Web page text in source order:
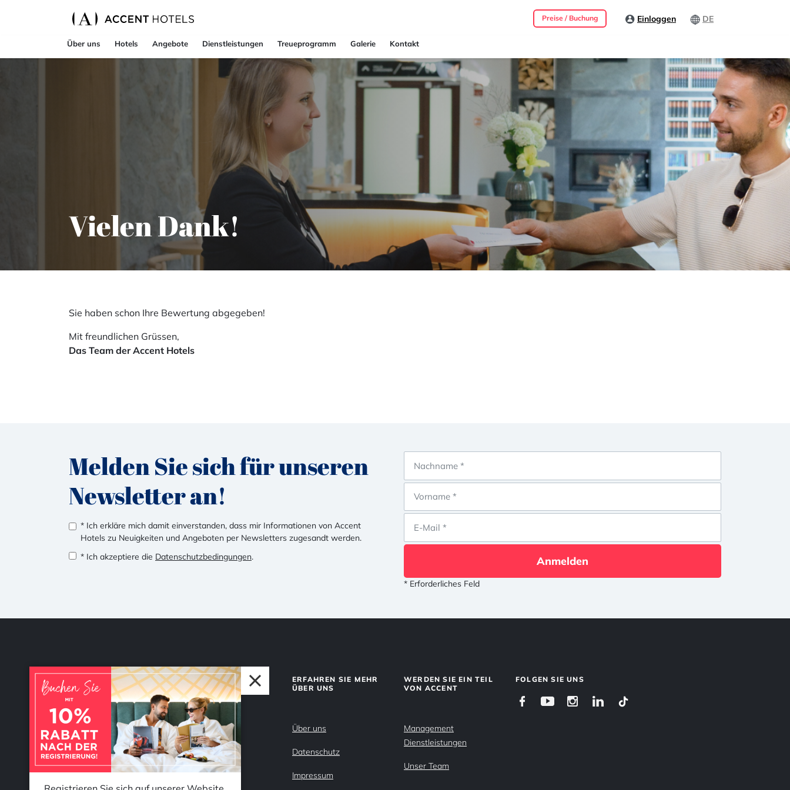
Preise / Buchung Einloggen DE
Über uns Hotels Angebote Dienstleistungen Treueprogramm Galerie Kontakt
Vielen Dank!
Sie haben schon Ihre Bewertung abgegeben!
Mit freundlichen Grüssen,
Das Team der Accent Hotels
Melden Sie sich für unseren
Newsletter an!
* Ich erkläre mich damit einverstanden, dass mir Informationen von Accent
Hotels zu Neuigkeiten und Angeboten per Newsletters zugesandt werden.
* Ich akzeptiere die Datenschutzbedingungen. Anmelden
* Erforderliches Feld
© 2026 Accent Hotel Solutions Kft.
ERFAHREN SIE MEHR
ÜBER UNS
Über uns
Datenschutz
Impressum
WERDEN SIE EIN TEIL
VON ACCENT
Management
Dienstleistungen
Unser Team
FOLGEN SIE UNS